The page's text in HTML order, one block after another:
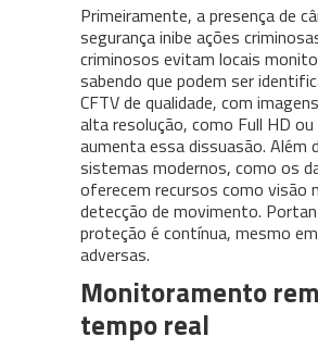
Primeiramente, a presença de
segurança inibe ações
criminosos evitam locais
sabendo que podem ser
CFTV de qualidade, com
alta resolução, como Full HD ou
aumenta essa dissuasão. Além
sistemas modernos, como os
oferecem recursos como visão
detecção de movimento.
proteção é contínua, mesmo
adversas.
Monitoramento
tempo real